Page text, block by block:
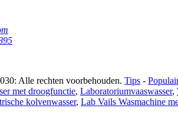
Alle rechten voorbehouden. Tips -
met droogfunctie, Laboratoriumvaaswasser,
kolvenwasser, Lab Vails Wasmachine